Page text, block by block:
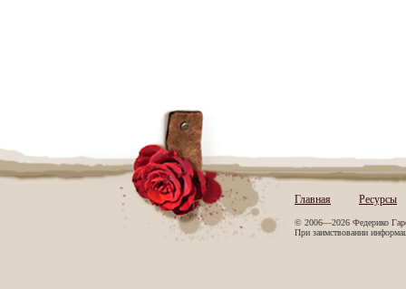
Главная Ресурсы
© 2006—2026 Федерико
При заимствовании